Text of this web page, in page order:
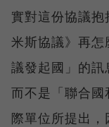
實對這份協議
米斯協議》再
議發起國」的訊
而不是「聯合
際單位所提出